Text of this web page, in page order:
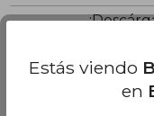
Estás viendo
en